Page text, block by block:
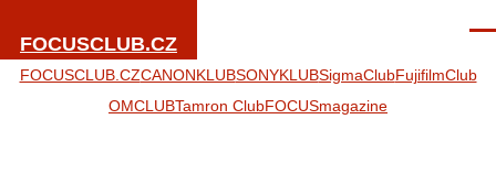
FOCUSCLUB.CZ
FOCUSCLUB.CZCANONKLUBSONYKLUBSigmaClubFujifilmClub
OMCLUBTamron ClubFOCUSmagazine